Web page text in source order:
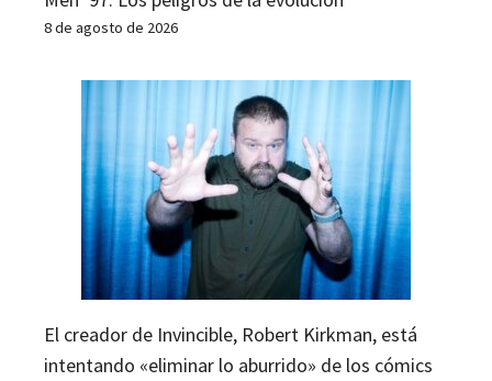
8 de agosto de 2026
El creador de Invincible, Robert Kirkman, está
intentando «eliminar lo aburrido» de los cómics